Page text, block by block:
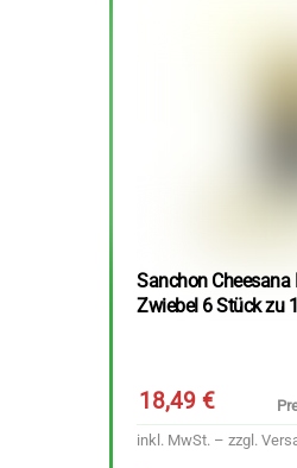
Sanchon Cheesana
Zwiebel 6 Stück zu
18,49€
inkl. MwSt. – zzgl.